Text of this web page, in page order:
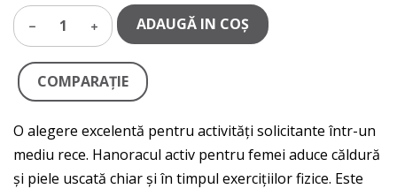
1 ADAUGĂ IN COŞ
COMPARAŢIE
O alegere excelentă pentru activități solicitante într-un
mediu rece. Hanoracul activ pentru femei aduce căldură
și piele uscată chiar și în timpul exercițiilor fizice. Este